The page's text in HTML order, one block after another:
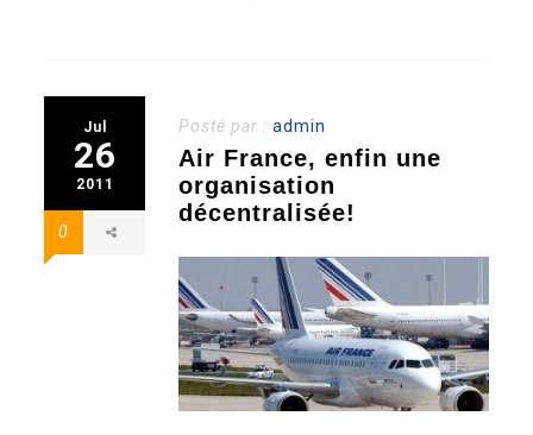
Jul
26
2011
0
Posté par :admin
Air France, enfin une
organisation
décentralisée!